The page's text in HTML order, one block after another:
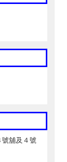
號舖及４號